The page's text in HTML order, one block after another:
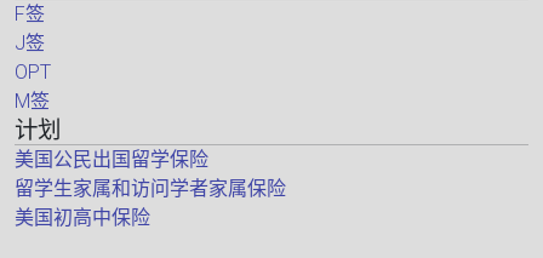
F签
J签
OPT
M签
计划
美国公民出国留学保险
留学生家属和访问学者家属保险
美国初高中保险